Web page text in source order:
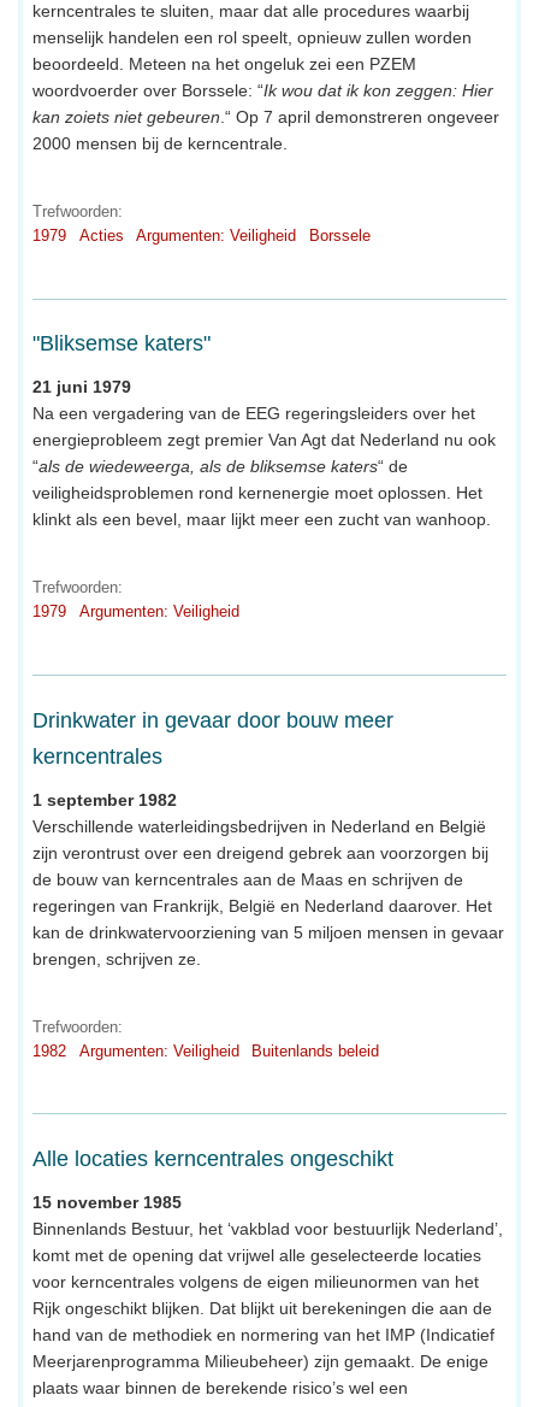
kerncentrales te sluiten, maar dat alle procedures waarbij
menselijk handelen een rol speelt, opnieuw zullen worden
beoordeeld. Meteen na het ongeluk zei een PZEM
woordvoerder over Borssele: “Ik wou dat ik kon zeggen: Hier
kan zoiets niet gebeuren.“ Op 7 april demonstreren ongeveer
2000 mensen bij de kerncentrale.
Trefwoorden:
1979
Acties Argumenten: Veiligheid Borssele
"Bliksemse katers"
21 juni 1979
Na een vergadering van de EEG regeringsleiders over het
energieprobleem zegt premier Van Agt dat Nederland nu ook
“als de wiedeweerga, als de bliksemse katers“ de
veiligheidsproblemen rond kernenergie moet oplossen. Het
klinkt als een bevel, maar lijkt meer een zucht van wanhoop.
Trefwoorden:
1979
Argumenten: Veiligheid
Drinkwater in gevaar door bouw meer
kerncentrales
1 september 1982
Verschillende waterleidingsbedrijven in Nederland en België
zijn verontrust over een dreigend gebrek aan voorzorgen bij
de bouw van kerncentrales aan de Maas en schrijven de
regeringen van Frankrijk, België en Nederland daarover. Het
kan de drinkwatervoorziening van 5 miljoen mensen in gevaar
brengen, schrijven ze.
Trefwoorden:
1982
Argumenten: Veiligheid Buitenlands beleid
Alle locaties kerncentrales ongeschikt
15 november 1985
Binnenlands Bestuur, het ‘vakblad voor bestuurlijk Nederland’,
komt met de opening dat vrijwel alle geselecteerde locaties
voor kerncentrales volgens de eigen milieunormen van het
Rijk ongeschikt blijken. Dat blijkt uit berekeningen die aan de
hand van de methodiek en normering van het IMP (Indicatief
Meerjarenprogramma Milieubeheer) zijn gemaakt. De enige
plaats waar binnen de berekende risico’s wel een